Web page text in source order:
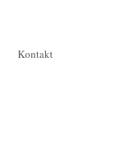
Kontakt